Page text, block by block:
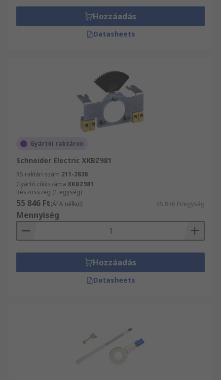
Hozzáadás
Datasheets
Gyártói raktáron
Schneider Electric XKBZ981
RS raktári szám 211-2838
Gyártó cikkszáma XKBZ981
Részösszeg (1 egység)
55 846 Ft(ÁFA nélkül) 55 846 Ft/egység
Mennyiség
Hozzáadás
Datasheets